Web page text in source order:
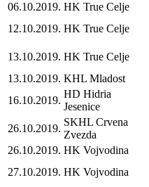
06.10.2019. HK True Celje
12.10.2019. HK True Celje
13.10.2019. HK True Celje
13.10.2019. KHL Mladost
16.10.2019.
HD Hidria
Jesenice
26.10.2019.
SKHL Crvena
Zvezda
26.10.2019. HK Vojvodina
27.10.2019. HK Vojvodina